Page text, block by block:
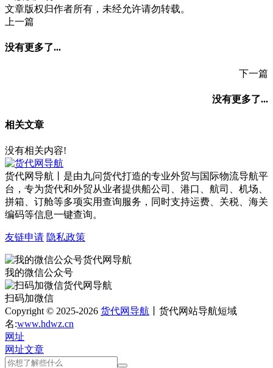
文章版权归作者所有，未经允许请勿转载。
上一篇
没有更多了...
下一篇
没有更多了...
相关文章
没有相关内容!
货代网导航丨是由九问货代打造的专业外贸与国际物流导航平
台，专为货代和外贸从业者提供船公司、港口、航司、机场、
拼箱、订舱等多项实用查询服务，同时支持运费、关税、海关
编码等信息一键查询。
友链申请 隐私政策
我的微信公众号
扫码加微信
Copyright © 2025-2026 货代网导航 丨货代网站导航短域
名:www.hdwz.cn
网址
网址文章